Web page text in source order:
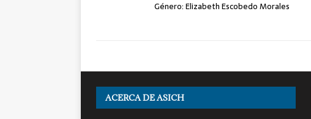
Género: Elizabeth Escobedo Morales
ACERCA DE ASICH